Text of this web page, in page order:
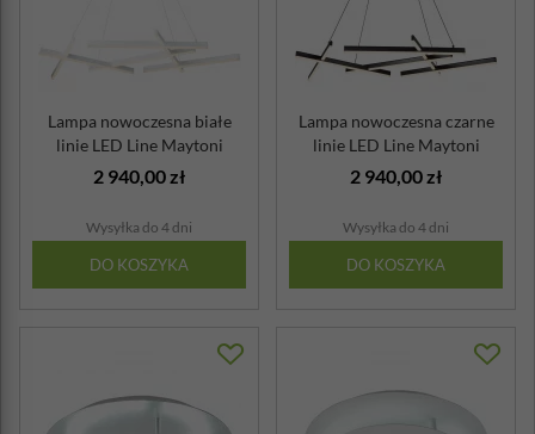
Lampa nowoczesna białe
linie LED Line Maytoni
2 940,00 zł
Wysyłka do 4 dni
DO KOSZYKA
Lampa nowoczesna czarne
linie LED Line Maytoni
2 940,00 zł
Wysyłka do 4 dni
DO KOSZYKA